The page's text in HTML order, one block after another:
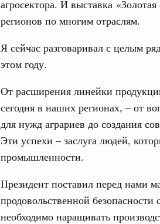
агросектора. И выставка
регионов по многим отраслям.
Я сейчас разговаривал с целым
этом году.
От расширения линейки
сегодня в наших регионах, – от
для нужд аграриев до создания
Эти успехи – заслуга людей,
промышленности.
Президент поставил перед нами
продовольственной
необходимо наращивать